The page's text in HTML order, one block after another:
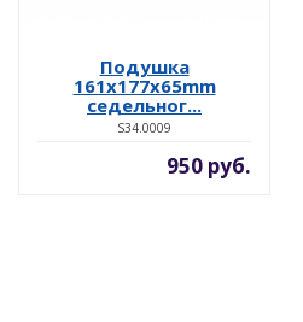
Подушка
161x177x65mm
седельног...
S34.0009
950 руб.